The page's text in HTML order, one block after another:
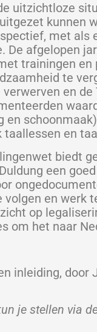
uitzichtloze
kunnen
met als
De afgelopen
trainingen
te
en
taallessen en
biedt
een
en werk
op
om het naar
door
via de chat;